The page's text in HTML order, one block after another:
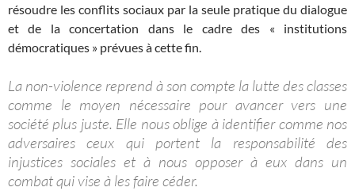
résoudre les conflits sociaux par la seule pratique du dialogue
et de la concertation dans le cadre des « institutions
démocratiques » prévues à cette fin.
La non-violence reprend à son compte la lutte des classes
comme le moyen nécessaire pour avancer vers une
société plus juste. Elle nous oblige à identifier comme nos
adversaires ceux qui portent la responsabilité des
injustices sociales et à nous opposer à eux dans un
combat qui vise à les faire céder.